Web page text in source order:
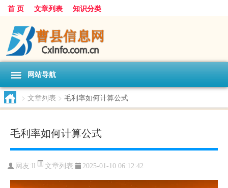
首 页 文章列表 知识分类
网站导航
> 文章列表 > 毛利率如何计算公式
毛利率如何计算公式
网友: 文章列表 2025-01-10 06:12:42